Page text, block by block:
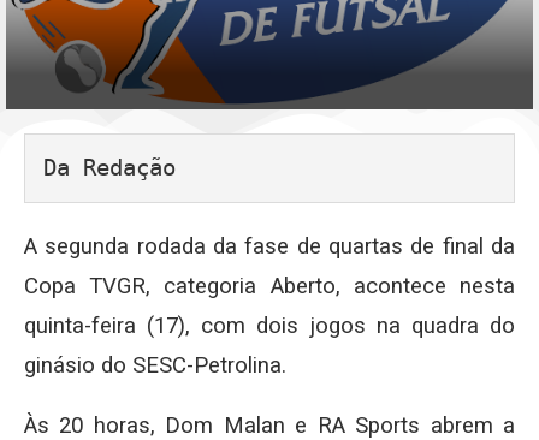
Da Redação
A segunda rodada da fase de quartas de final da
Copa TVGR, categoria Aberto, acontece nesta
quinta-feira (17), com dois jogos na quadra do
ginásio do SESC-Petrolina.
Às 20 horas, Dom Malan e RA Sports abrem a